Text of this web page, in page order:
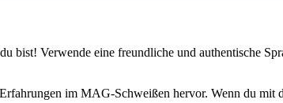
bist! Verwende eine freundliche und authentische
im MAG-Schweißen hervor. Wenn du mit